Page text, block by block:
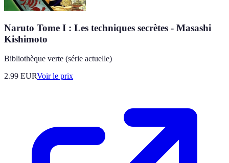
Naruto Tome I : Les techniques secrètes - Masashi
Kishimoto
Bibliothèque verte (série actuelle)
2.99 EURVoir le prix